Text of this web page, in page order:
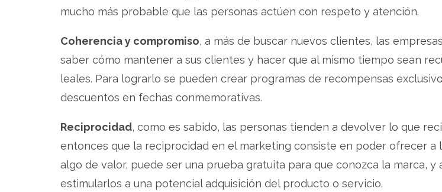
mucho más probable que las personas actúen con respeto y atención.
Coherencia y compromiso, a más de buscar nuevos clientes, las
saber cómo mantener a sus clientes y hacer que al mismo tiempo sean
leales. Para lograrlo se pueden crear programas de recompensas
descuentos en fechas conmemorativas.
Reciprocidad, como es sabido, las personas tienden a devolver lo que
entonces que la reciprocidad en el marketing consiste en poder ofrecer a
algo de valor, puede ser una prueba gratuita para que conozca la marca, y
estimularlos a una potencial adquisición del producto o servicio.